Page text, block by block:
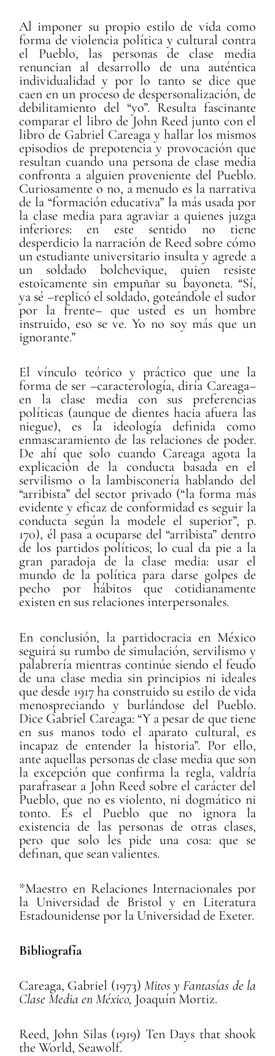
Al imponer su propio estilo de vida como
forma de violencia política y cultural contra
el Pueblo, las personas de clase media
renuncian al desarrollo de una auténtica
individualidad y por lo tanto se dice que
caen en un proceso de despersonalización, de
debilitamiento del “yo”. Resulta fascinante
comparar el libro de John Reed junto con el
libro de Gabriel Careaga y hallar los mismos
episodios de prepotencia y provocación que
resultan cuando una persona de clase media
confronta a alguien proveniente del Pueblo.
Curiosamente o no, a menudo es la narrativa
de la “formación educativa” la más usada por
la clase media para agraviar a quienes juzga
inferiores: en este sentido no tiene
desperdicio la narración de Reed sobre cómo
un estudiante universitario insulta y agrede a
un soldado bolchevique, quien resiste
estoicamente sin empuñar su bayoneta. “Sí,
ya sé –replicó el soldado, goteándole el sudor
por la frente– que usted es un hombre
instruido, eso se ve. Yo no soy más que un
ignorante.”
El vínculo teórico y práctico que une la
forma de ser –caracterología, diría Careaga–
en la clase media con sus preferencias
políticas (aunque de dientes hacia afuera las
niegue), es la ideología definida como
enmascaramiento de las relaciones de poder.
De ahí que solo cuando Careaga agota la
explicación de la conducta basada en el
servilismo o la lambisconería hablando del
“arribista” del sector privado (“la forma más
evidente y eficaz de conformidad es seguir la
conducta según la modele el superior”, p.
170), él pasa a ocuparse del “arribista” dentro
de los partidos políticos; lo cual da pie a la
gran paradoja de la clase media: usar el
mundo de la política para darse golpes de
pecho por hábitos que cotidianamente
existen en sus relaciones interpersonales.
En conclusión, la partidocracia en México
seguirá su rumbo de simulación, servilismo y
palabrería mientras continúe siendo el feudo
de una clase media sin principios ni ideales
que desde 1917 ha construido su estilo de vida
menospreciando y burlándose del Pueblo.
Dice Gabriel Careaga: “Y a pesar de que tiene
en sus manos todo el aparato cultural, es
incapaz de entender la historia”. Por ello,
ante aquellas personas de clase media que son
la excepción que confirma la regla, valdría
parafrasear a John Reed sobre el carácter del
Pueblo, que no es violento, ni dogmático ni
tonto. Es el Pueblo que no ignora la
existencia de las personas de otras clases,
pero que solo les pide una cosa: que se
definan, que sean valientes.
*Maestro en Relaciones Internacionales por
la Universidad de Bristol y en Literatura
Estadounidense por la Universidad de Exeter.
Bibliografía
Careaga, Gabriel (1973) Mitos y Fantasías de la
Clase Media en México,Joaquín Mortiz.
Reed, John Silas (1919) Ten Days that shook
the World, Seawolf.